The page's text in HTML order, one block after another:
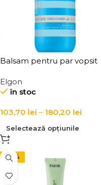
Balsam pentru par vopsit
Conditioner
Elgon
în stoc
103,70 lei – 180,20 lei
Selectează opțiunile
-30%